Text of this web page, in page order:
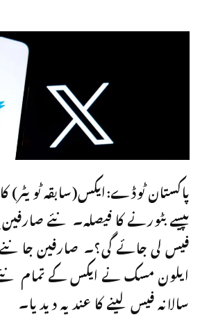
پاکستان ٹوڈے:ایکس(سابقہ
پیسے بٹورنے کا فیصلہ۔ نئے
فیس لی جائے گی؟۔ صارفین جاننے
ایلون مسک نے ایکس کے تمام
سالانہ فیس لینے کا عندیہ دیدیا۔